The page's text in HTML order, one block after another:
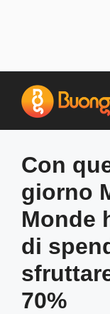
contenuto
Con
giorno
Monde
di
70%